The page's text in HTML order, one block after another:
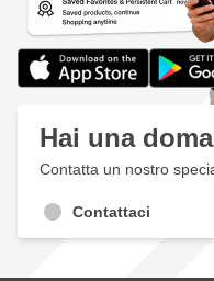
Hai una
Contatta un nostro
Contattaci